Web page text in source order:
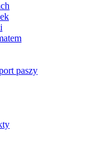
paszy